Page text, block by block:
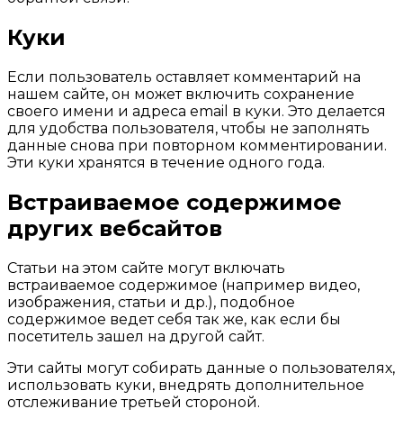
Куки
Если пользователь оставляет комментарий на
нашем сайте, он может включить сохранение
своего имени и адреса email в куки. Это делается
для удобства пользователя, чтобы не заполнять
данные снова при повторном комментировании.
Эти куки хранятся в течение одного года.
Встраиваемое содержимое
других вебсайтов
Статьи на этом сайте могут включать
встраиваемое содержимое (например видео,
изображения, статьи и др.), подобное
содержимое ведет себя так же, как если бы
посетитель зашел на другой сайт.
Эти сайты могут собирать данные о пользователях,
использовать куки, внедрять дополнительное
отслеживание третьей стороной.